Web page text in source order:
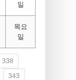
일
목요
일
338
343